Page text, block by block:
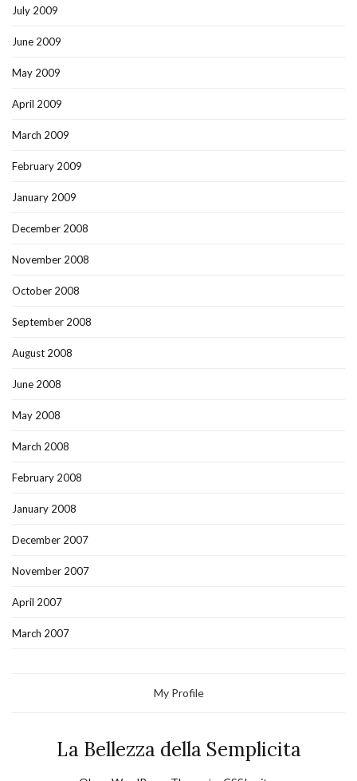
July 2009
June 2009
May 2009
April 2009
March 2009
February 2009
January 2009
December 2008
November 2008
October 2008
September 2008
August 2008
June 2008
May 2008
March 2008
February 2008
January 2008
December 2007
November 2007
April 2007
March 2007
My Profile
La Bellezza della Semplicita